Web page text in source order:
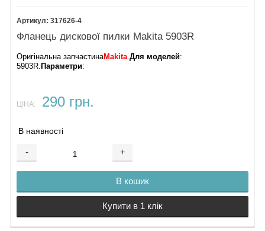
317626-4
Фланець дискової пилки Makita 5903R
Оригінальна запчастинаMakita.Для моделей:
5903R. Параметри:
ЦІНА: 290 грн.
В наявності
- +
В кошик
Купити в 1 клік